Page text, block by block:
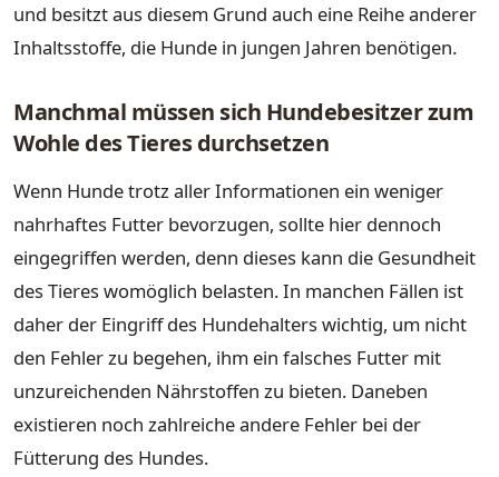
und besitzt aus diesem Grund auch eine Reihe anderer
Inhaltsstoffe, die Hunde in jungen Jahren benötigen.
Manchmal müssen sich Hundebesitzer zum
Wohle des Tieres durchsetzen
Wenn Hunde trotz aller Informationen ein weniger
nahrhaftes Futter bevorzugen, sollte hier dennoch
eingegriffen werden, denn dieses kann die Gesundheit
des Tieres womöglich belasten. In manchen Fällen ist
daher der Eingriff des Hundehalters wichtig, um nicht
den Fehler zu begehen, ihm ein falsches Futter mit
unzureichenden Nährstoffen zu bieten. Daneben
existieren noch zahlreiche andere Fehler bei der
Fütterung des Hundes.